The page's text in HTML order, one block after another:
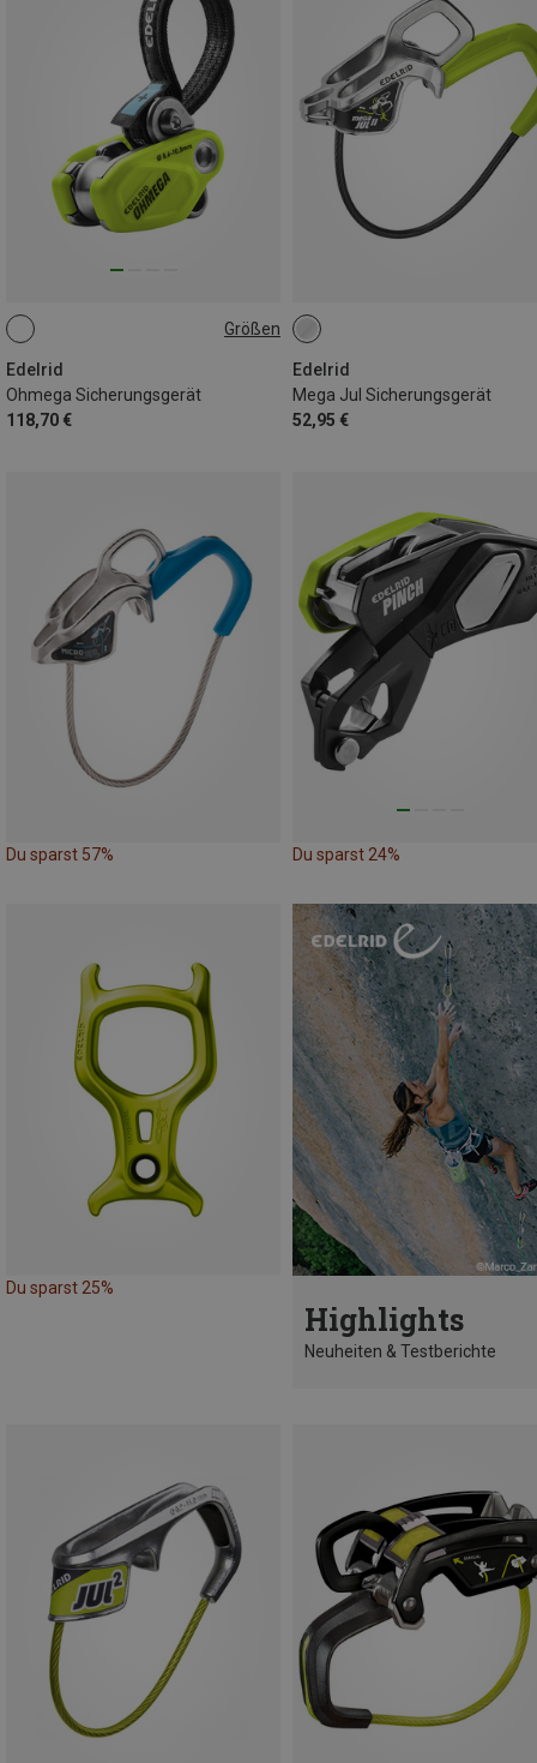
Größen
Edelrid
Ohmega Sicherungsgerät
118,70 €
ONE SIZE
Edelrid
Mega Jul Sicherungsgerät
52,95 €
Du sparst 57% Du sparst 24%
Du sparst 25%
Highlights
Neuheiten & Testberichte